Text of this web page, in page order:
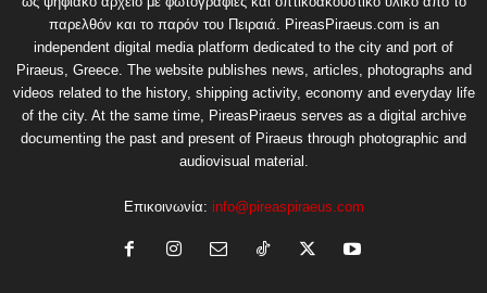
παρελθόν και το παρόν του Πειραιά. PireasPiraeus.com is an
independent digital media platform dedicated to the city and port of
Piraeus, Greece. The website publishes news, articles, photographs and
videos related to the history, shipping activity, economy and everyday life
of the city. At the same time, PireasPiraeus serves as a digital archive
documenting the past and present of Piraeus through photographic and
audiovisual material.
Επικοινωνία: info@pireaspiraeus.com